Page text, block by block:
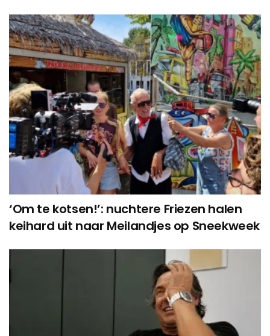
‘Om te kotsen!’: nuchtere Friezen halen
keihard uit naar Meilandjes op Sneekweek